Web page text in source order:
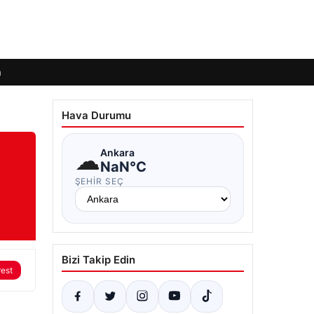
Hava Durumu
☁Ankara
NaN°C
ŞEHIR SEÇ
Bizi Takip Edin